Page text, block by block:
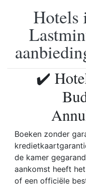
Hotels
✔️
Boeken zonder
de kamer
aankomst heeft
of een officiële